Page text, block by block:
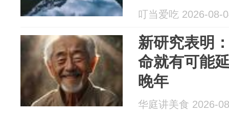
叮当爱吃 2026-08-
新研究表明
命就有可能
晚年
华庭讲美食 2026-